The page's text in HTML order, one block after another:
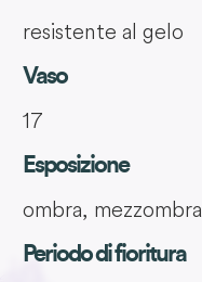
resistente al gelo
Vaso
17
Esposizione
ombra, mezzombra
Periodo di fioritura